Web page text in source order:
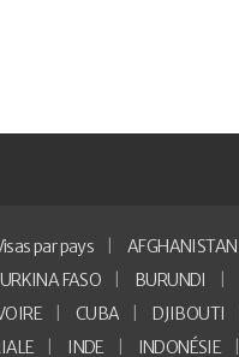
par pays AFGHANISTAN
FASO BURUNDI
CUBA DJIBOUTI
INDE INDONÉSIE